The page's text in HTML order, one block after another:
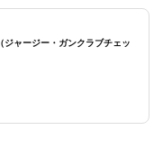
ジャージー・ガンクラブチェッ